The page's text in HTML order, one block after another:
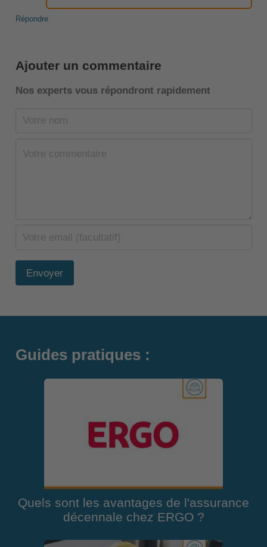
Répondre
Ajouter un commentaire
Nos experts vous répondront rapidement
Envoyer
Guides pratiques :
Quels sont les avantages de l'assurance
décennale chez ERGO ?